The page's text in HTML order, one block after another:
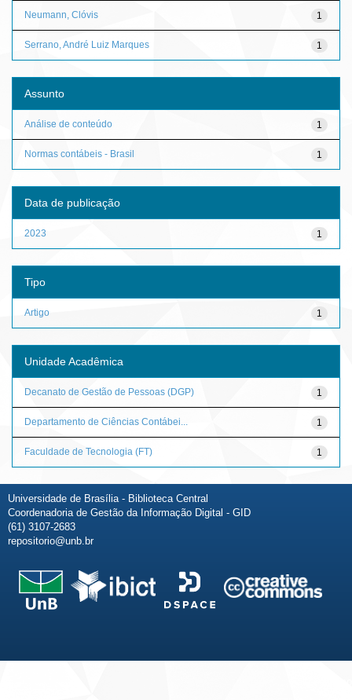
1
Neumann, Clóvis
1
Serrano, André Luiz Marques
Assunto
1
Análise de conteúdo
1
Normas contábeis - Brasil
Data de publicação
1
2023
Tipo
1
Artigo
Unidade Acadêmica
1
Decanato de Gestão de Pessoas (DGP)
1
Departamento de Ciências Contábei...
1
Faculdade de Tecnologia (FT)
Universidade de Brasília - Biblioteca Central
Coordenadoria de Gestão da Informação Digital - GID
(61) 3107-2683
repositorio@unb.br